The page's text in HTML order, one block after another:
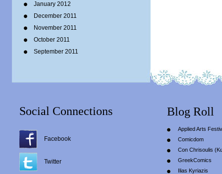
January 2012
December 2011
November 2011
October 2011
September 2011
Social Connections
Facebook
Twitter
Blog Roll
Applied Arts
Comicdom
Con Chrisoulis
GreekComics
Ilias Kyriazis